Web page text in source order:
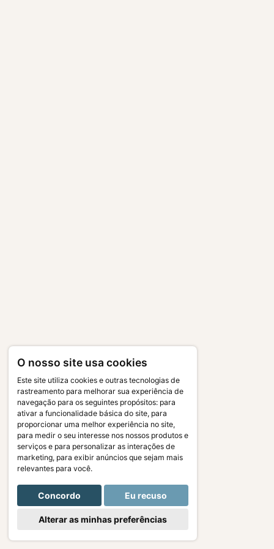
O nosso site usa cookies
Este site utiliza cookies e outras tecnologias de
rastreamento para melhorar sua experiência de
navegação para os seguintes propósitos: para
ativar a funcionalidade básica do site, para
proporcionar uma melhor experiência no site,
para medir o seu interesse nos nossos produtos e
serviços e para personalizar as interações de
marketing, para exibir anúncios que sejam mais
relevantes para você.
Concordo Eu recuso
Alterar as minhas preferências